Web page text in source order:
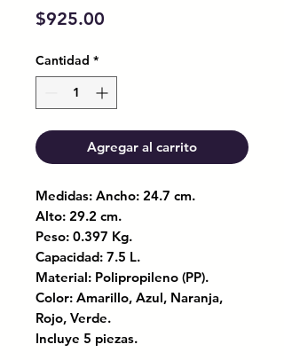
$925.00
Cantidad *
Agregar al carrito
Medidas: Ancho: 24.7 cm.
Alto: 29.2 cm.
Peso: 0.397 Kg.
Capacidad: 7.5 L.
Material: Polipropileno (PP).
Color: Amarillo, Azul, Naranja,
Rojo, Verde.
Incluye 5 piezas.